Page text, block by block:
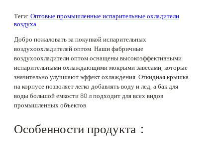
Теги: Оптовые промышленные испарительные охладители
воздуха
Добро пожаловать за покупкой испарительных
воздухоохладителей оптом. Наши фабричные
воздухоохладители оптом оснащены высокоэффективными
испарительными охлаждающими мокрыми завесами, которые
значительно улучшают эффект охлаждения. Откидная крышка
на корпусе позволяет легко добавлять воду и лед, а бак для
воды большой емкости 80 л подходит для всех видов
промышленных объектов.
Особенности продукта：